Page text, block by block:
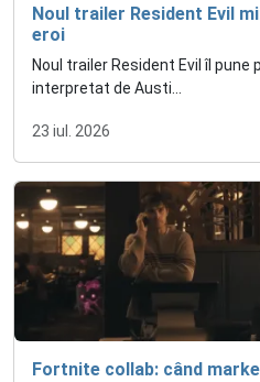
Noul trailer Resident Evil
eroi
Noul trailer Resident Evil îl pune
interpretat de Austi...
23 iul. 2026
Fortnite collab: când